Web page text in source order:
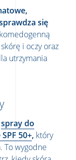
się
i oczy oraz
utrzymania
spray do
50+, który
To wygodne